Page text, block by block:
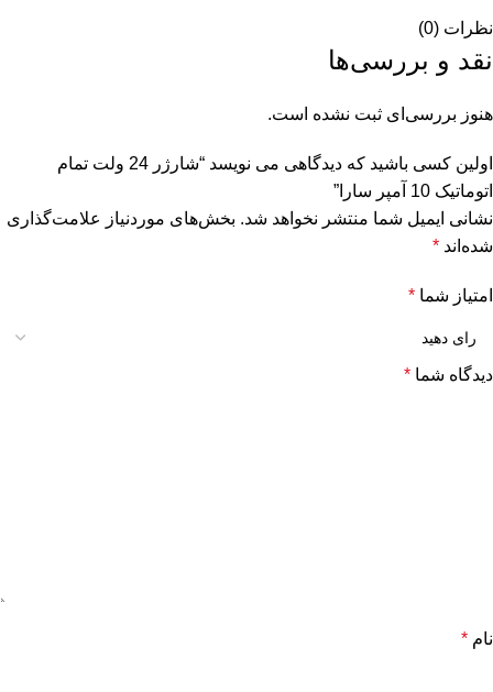
نظرات (0)
نقد و بررسی‌ها
هنوز بررسی‌ای ثبت نشده است.
اولین کسی باشید که دیدگاهی می نویسد “شارژر 24 ولت تمام
اتوماتیک 10 آمپر سارا”
نشانی ایمیل شما منتشر نخواهد شد. بخش‌های موردنیاز علامت‌گذاری
شده‌اند *
امتیاز شما *
دیدگاه شما *
نام *